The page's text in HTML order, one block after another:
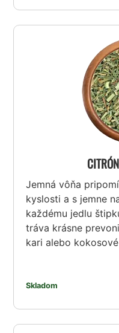
Jemná vôňa
kyslosti a s jemne
každému jedlu
tráva krásne
kari alebo
Skladom